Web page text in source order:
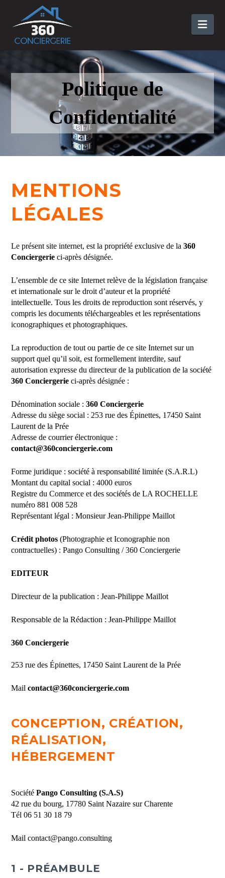
Politique de
Confidentialité
MENTIONS
LÉGALES
Le présent site internet, est la propriété exclusive de la360
Conciergerie ci-après désignée.
L’ensemble de ce site Internet relève de la législation française
et internationale sur le droit d’auteur et la propriété
intellectuelle. Tous les droits de reproduction sont réservés, y
compris les documents téléchargeables et les représentations
iconographiques et photographiques.
La reproduction de tout ou partie de ce site Internet sur un
support quel qu’il soit, est formellement interdite, sauf
autorisation expresse du directeur de la publication de la société
360 Conciergerie ci-après désignée :
Dénomination sociale :360 Conciergerie
Adresse du siège social : 253 rue des Épinettes, 17450 Saint
Laurent de la Prée
Adresse de courrier électronique :
contact@360conciergerie.com
Forme juridique : société à responsabilité limitée (S.A.R.L)
Montant du capital social : 4000 euros
Registre du Commerce et des sociétés de LA ROCHELLE
numéro 881 008 528
Représentant légal : Monsieur Jean-Philippe Maillot
Crédit photos (Photographie et Iconographie non
contractuelles) : Pango Consulting / 360 Conciergerie
EDITEUR
Directeur de la publication : Jean-Philippe Maillot
Responsable de la Rédaction : Jean-Philippe Maillot
360 Conciergerie
253 rue des Épinettes, 17450 Saint Laurent de la Prée
Mailcontact@360conciergerie.com
CONCEPTION, CRÉATION,
RÉALISATION,
HÉBERGEMENT
SociétéPango Consulting (S.A.S)
42 rue du bourg, 17780 Saint Nazaire sur Charente
Tél 06 51 30 18 79
Mail contact@pango.consulting
1 - PRÉAMBULE